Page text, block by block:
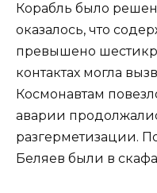
Корабль было
оказалось, что
превышено
контактах могла
Космонавтам
аварии
разгерметизации.
Беляев были в